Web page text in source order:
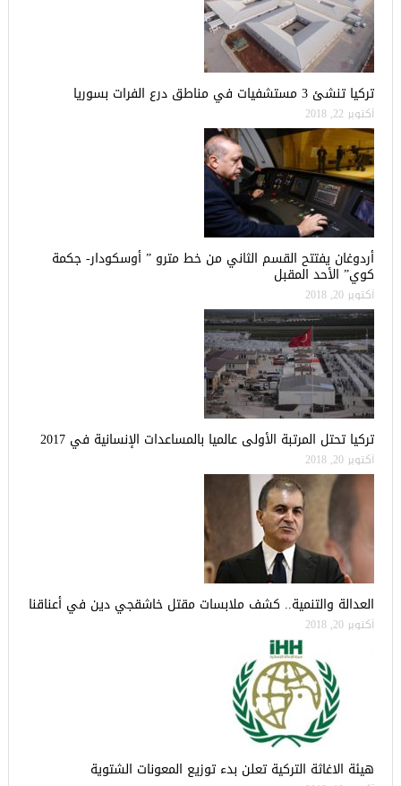
تركيا تنشئ 3 مستشفيات في مناطق درع الفرات بسوريا
أكتوبر 22, 2018
أردوغان يفتتح القسم الثاني من خط مترو ” أوسكودار- جكمة
كوي” الأحد المقبل
أكتوبر 20, 2018
تركيا تحتل المرتبة الأولى عالميا بالمساعدات الإنسانية في 2017
أكتوبر 20, 2018
العدالة والتنمية.. كشف ملابسات مقتل خاشقجي دين في أعناقنا
أكتوبر 20, 2018
هيئة الاغاثة التركية تعلن بدء توزيع المعونات الشتوية